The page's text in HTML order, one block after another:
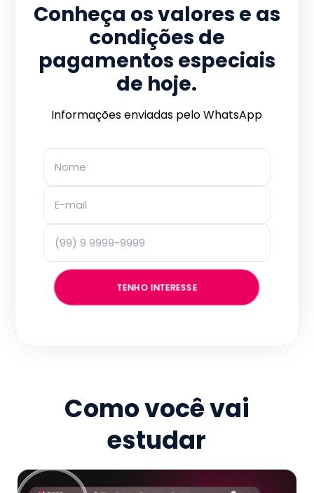
Conheça os valores e as
condições de
pagamentos especiais
de hoje.
Informações enviadas pelo WhatsApp
TENHO INTERESSE
Como você vai
estudar